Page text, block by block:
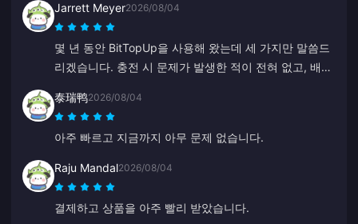
Jarrett Meyer2026/08/04
몇 년 동안 BitTopUp을 사용해 왔는데 세 가지만 말씀드
리겠습니다. 충전 시 문제가 발생한 적이 전혀 없고, 배송
클릭만으로 완료될 정도로 믿을 수 없을 만큼 간단합니
다. 삶이 편해집니다.
泰瑞鸭2026/08/04
아주 빠르고 지금까지 아무 문제 없습니다.
Raju Mandal2026/08/04
결제하고 상품을 아주 빨리 받았습니다.